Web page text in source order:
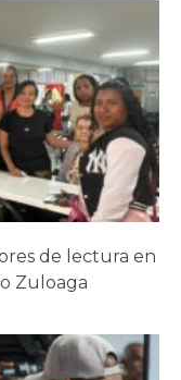
de lectura en
Zuloaga